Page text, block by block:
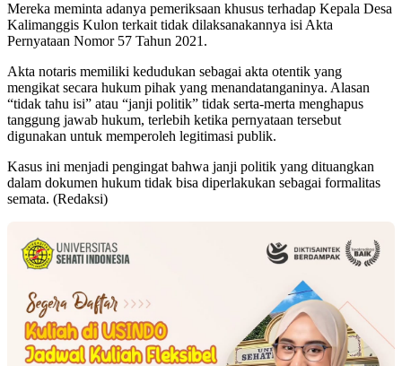
Mereka meminta adanya pemeriksaan khusus terhadap Kepala Desa
Kalimanggis Kulon terkait tidak dilaksanakannya isi Akta
Pernyataan Nomor 57 Tahun 2021.
Akta notaris memiliki kedudukan sebagai akta otentik yang
mengikat secara hukum pihak yang menandatanganinya. Alasan
“tidak tahu isi” atau “janji politik” tidak serta-merta menghapus
tanggung jawab hukum, terlebih ketika pernyataan tersebut
digunakan untuk memperoleh legitimasi publik.
Kasus ini menjadi pengingat bahwa janji politik yang dituangkan
dalam dokumen hukum tidak bisa diperlakukan sebagai formalitas
semata. (Redaksi)